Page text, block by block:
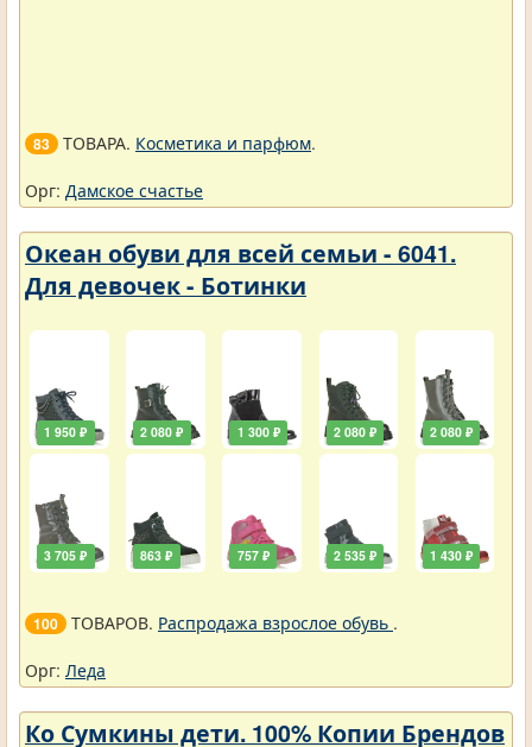
83 ТОВАРА. Косметика и парфюм.
Орг: Дамское счастье
Океан обуви для всей семьи - 6041.
Для девочек - Ботинки
1 950 ₽
3 705 ₽
2 080 ₽
863 ₽
1 300 ₽
757 ₽
2 080 ₽
2 535 ₽
2 080 ₽
1 430 ₽
100 ТОВАРОВ. Распродажа взрослое обувь .
Орг: Леда
Ко Сумкины дети. 100% Копии Брендов